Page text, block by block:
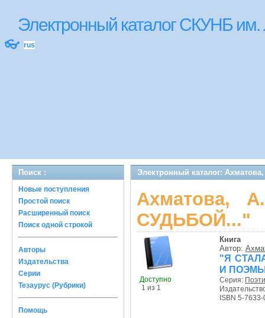
Электронный каталог СКУНБ
👓 rus
Поиск :
Новые поступления
Простой поиск
Расширенный поиск
Поиск одной строкой
Авторы
Издательства
Серии
Тезаурус (Рубрики)
Помощь
Электронный каталог:
СУДЬБОЙ..."
Доступно
1 из 1
Книга
Автор:
"Я
И
Серия:
ISBN 5-